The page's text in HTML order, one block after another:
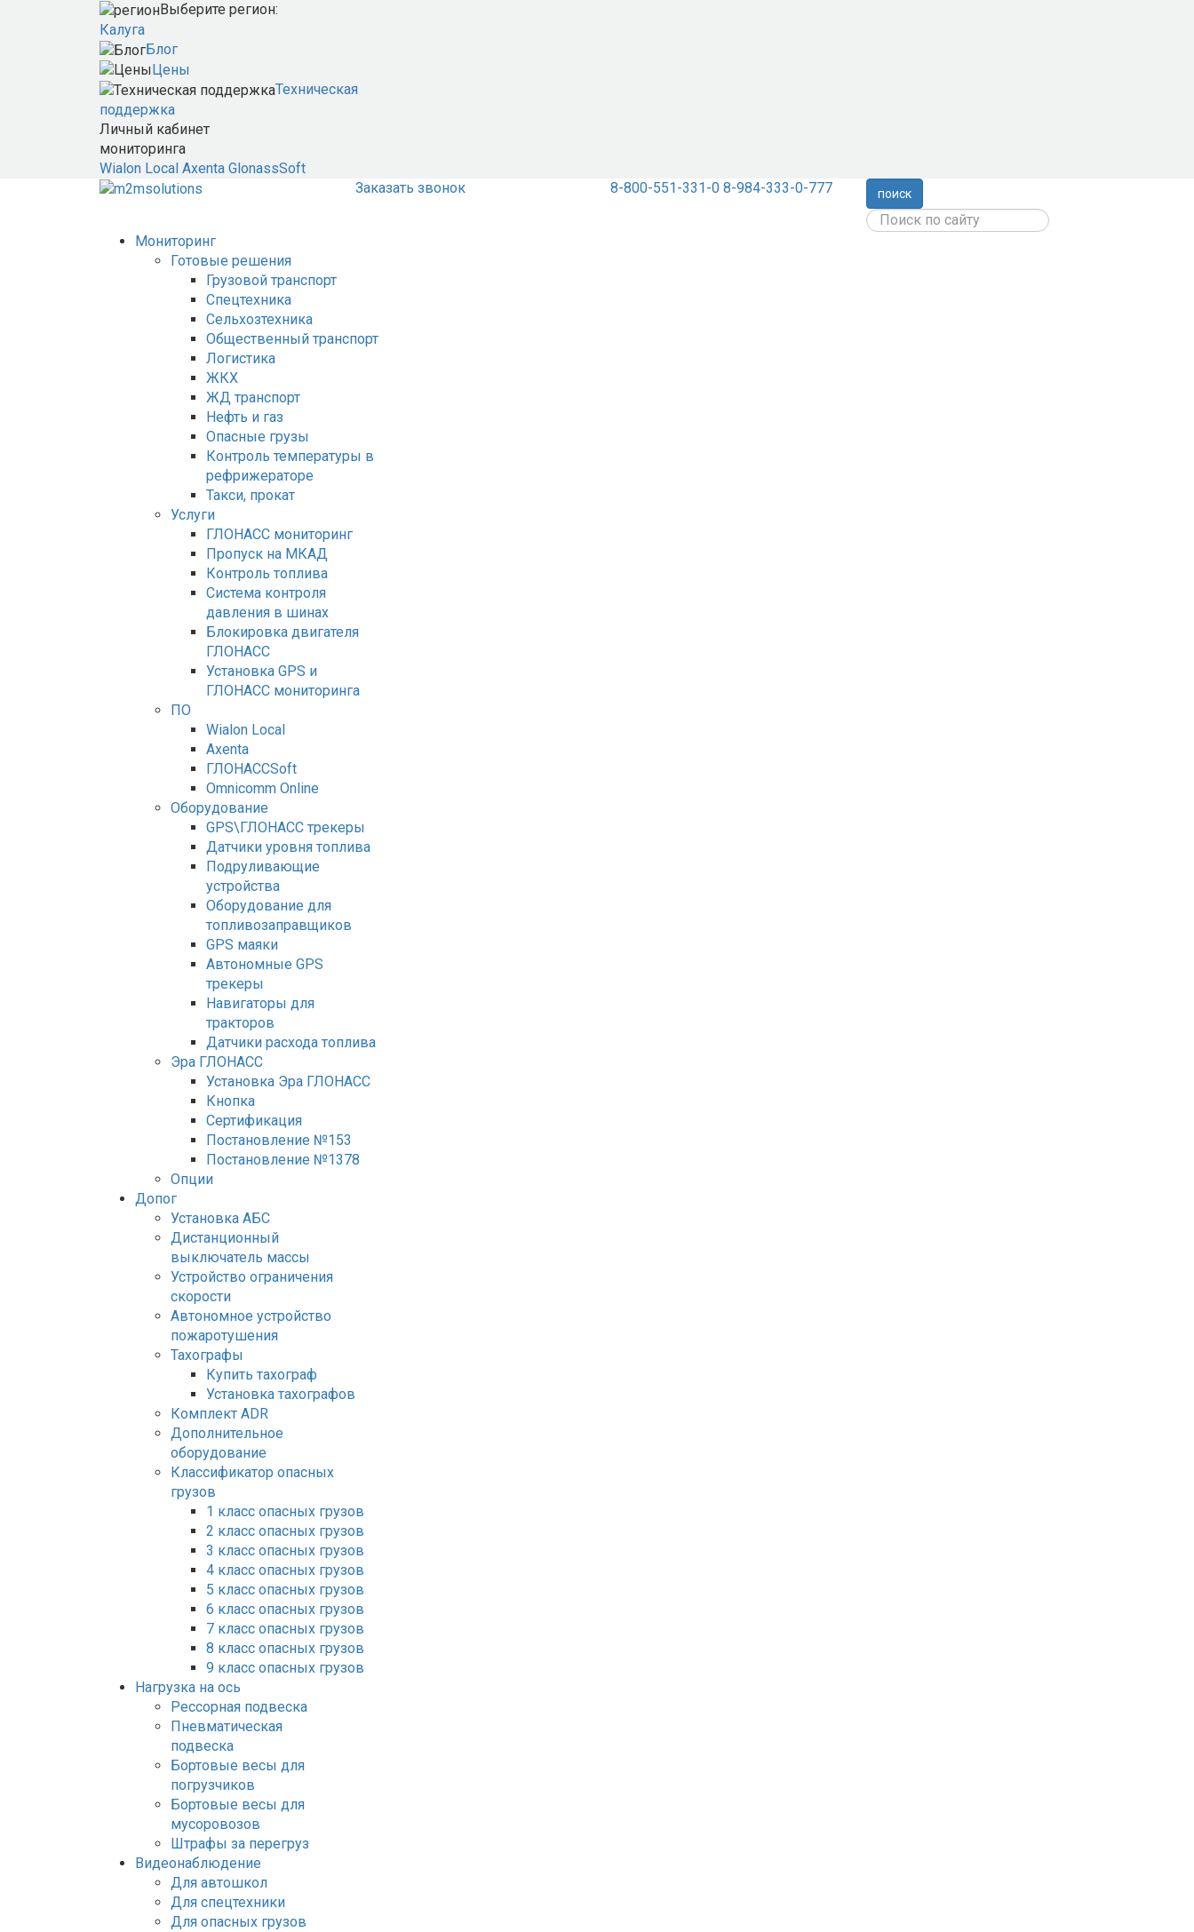
Выберите регион:
Калуга
Блог
Цены
Техническая
поддержка
Личный кабинет
мониторинга
Wialon Local Axenta GlonassSoft
Заказать звонок
8-800-551-331-0 8-984-333-0-777 поиск
Мониторинг
Готовые решения
Грузовой транспорт
Спецтехника
Сельхозтехника
Общественный транспорт
Логистика
ЖКХ
ЖД транспорт
Нефть и газ
Опасные грузы
Контроль температуры в
рефрижераторе
Такси, прокат
Услуги
ГЛОНАСС мониторинг
Пропуск на МКАД
Контроль топлива
Система контроля
давления в шинах
Блокировка двигателя
ГЛОНАСС
Установка GPS и
ГЛОНАСС мониторинга
ПО
Wialon Local
Axenta
ГЛОНАССSoft
Оmnicomm Оnline
Оборудование
GPS\ГЛОНАСС трекеры
Датчики уровня топлива
Подруливающие
устройства
Оборудование для
топливозаправщиков
GPS маяки
Автономные GPS
трекеры
Навигаторы для
тракторов
Датчики расхода топлива
Эра ГЛОНАСС
Установка Эра ГЛОНАСС
Кнопка
Сертификация
Постановление №153
Постановление №1378
Опции
Допог
Установка АБС
Дистанционный
выключатель массы
Устройство ограничения
скорости
Автономное устройство
пожаротушения
Тахографы
Купить тахограф
Установка тахографов
Комплект ADR
Дополнительное
оборудование
Классификатор опасных
грузов
1 класс опасных грузов
2 класс опасных грузов
3 класс опасных грузов
4 класс опасных грузов
5 класс опасных грузов
6 класс опасных грузов
7 класс опасных грузов
8 класс опасных грузов
9 класс опасных грузов
Нагрузка на ось
Рессорная подвеска
Пневматическая
подвеска
Бортовые весы для
погрузчиков
Бортовые весы для
мусоровозов
Штрафы за перегруз
Видеонаблюдение
Для автошкол
Для спецтехники
Для опасных грузов